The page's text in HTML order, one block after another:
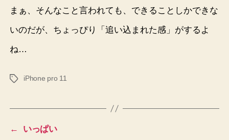
まぁ、そんなこと言われても、できることしかできな
いのだが、ちょっぴり「追い込まれた感」がするよ
ね…
タ
iPhone pro 11
←
いっぱい